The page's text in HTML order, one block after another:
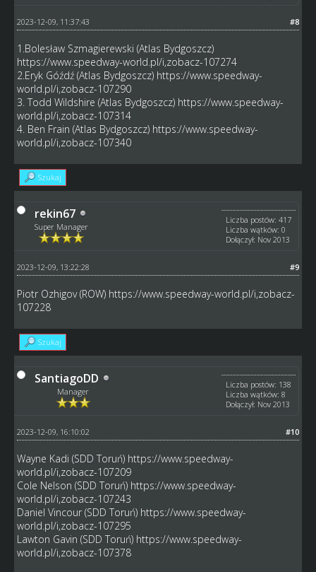
#8
2023-12-09, 11:37:43
1.Bolesław Szmagierewski (Atlas Bydgoszcz)
https://www.speedway-world.pl/i,zobacz-107274
2.Eryk Góźdź (Atlas Bydgoszcz) https://www.speedway-
world.pl/i,zobacz-107290
3. Todd Wildshire (Atlas Bydgoszcz) https://www.speedway-
world.pl/i,zobacz-107314
4. Ben Frain (Atlas Bydgoszcz) https://www.speedway-
world.pl/i,zobacz-107340
Szukaj
rekin67
Super Manager
Liczba postów: 417
Liczba wątków: 0
Dołączył: Nov 2013
#9
2023-12-09, 13:22:28
Piotr Ozhigov (ROW) https://www.speedway-world.pl/i,zobacz-
107228
Szukaj
SantiagoDD
Manager
Liczba postów: 138
Liczba wątków: 8
Dołączył: Nov 2013
#10
2023-12-09, 16:10:02
Wayne Kadi (SDD Toruń) https://www.speedway-
world.pl/i,zobacz-107209
Cole Nelson (SDD Toruń) https://www.speedway-
world.pl/i,zobacz-107243
Daniel Vincour (SDD Toruń) https://www.speedway-
world.pl/i,zobacz-107295
Lawton Gavin (SDD Toruń) https://www.speedway-
world.pl/i,zobacz-107378